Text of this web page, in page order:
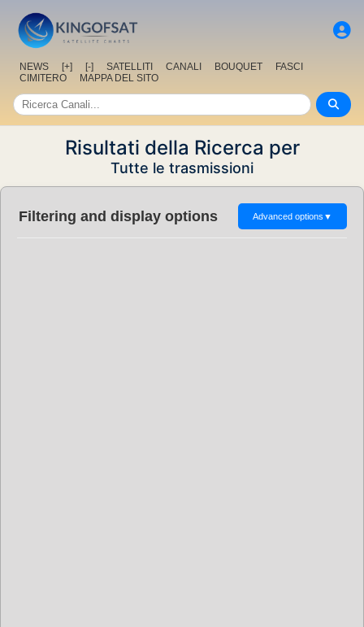
NEWS [+] [-] SATELLITI CANALI BOUQUET
FASCI
CIMITERO
MAPPA DEL SITO
Risultati della Ricerca per
Tutte le trasmissioni
Filtering and display options Advanced options ▼